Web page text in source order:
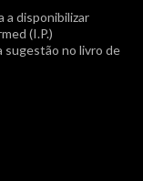
a disponibilizar
(I.P.)
sugestão no livro de